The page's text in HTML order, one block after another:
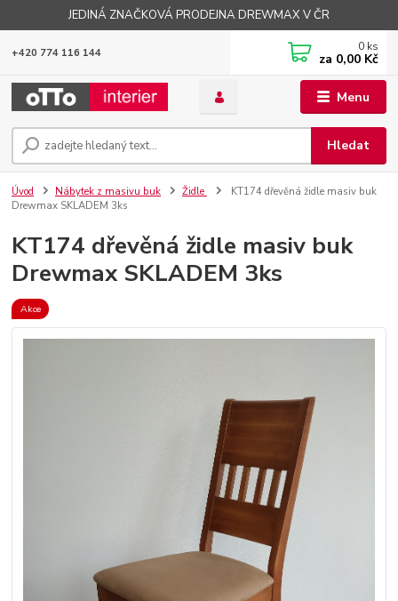
JEDINÁ ZNAČKOVÁ PRODEJNA DREWMAX V ČR
Menu
Hledat
+420 774 116 144 0 ks
za 0,00 Kč
Úvod Nábytek z masivu buk Židle
KT174 dřevěná židle masiv buk
Drewmax SKLADEM 3ks
KT174 dřevěná židle masiv buk
Drewmax SKLADEM 3ks
Akce